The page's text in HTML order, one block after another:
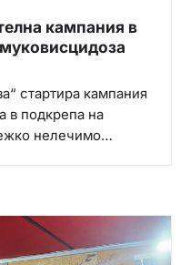
кампания в
стартира кампания
в подкрепа на
нелечимо…